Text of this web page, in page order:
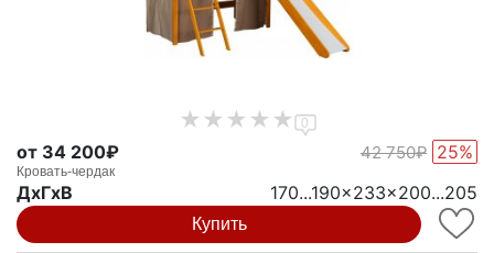
0
от 34 200₽ 42 750₽ 25%
Кровать-чердак
ДxГxВ 170...190x233x200...205
Купить